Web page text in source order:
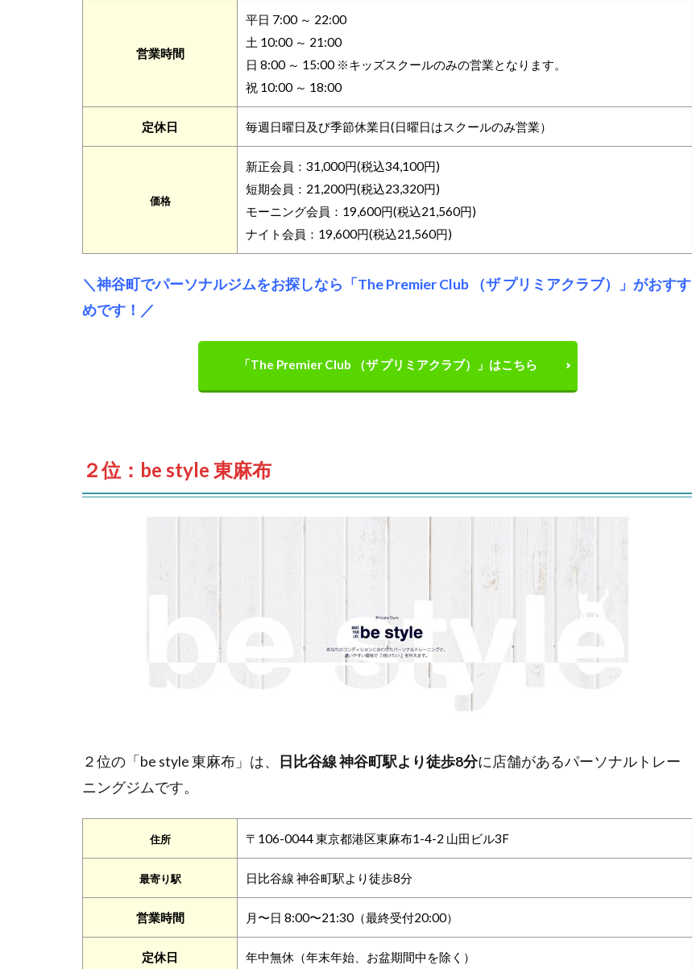
営業時間
平日 7:00 ～ 22:00
土 10:00 ～ 21:00
日 8:00 ～ 15:00 ※キッズスクールのみの営業となります。
祝 10:00 ～ 18:00
定休日 毎週日曜日及び季節休業日(日曜日はスクールのみ営業）
価格
新正会員：31,000円(税込34,100円)
短期会員：21,200円(税込23,320円)
モーニング会員：19,600円(税込21,560円)
ナイト会員：19,600円(税込21,560円)
＼神谷町でパーソナルジムをお探しなら「The Premier Club （ザ プリミアクラブ）」がおすす
めです！／
「The Premier Club （ザ プリミアクラブ）」はこちら
２位：be style 東麻布
２位の「be style 東麻布」は、 日比谷線 神谷町駅より徒歩8分に店舗があるパーソナルトレー
ニングジムです。
住所 〒106-0044 東京都港区東麻布1-4-2 山田ビル3F
最寄り駅 日比谷線 神谷町駅より徒歩8分
営業時間 月〜日 8:00〜21:30（最終受付20:00）
定休日 年中無休（年末年始、お盆期間中を除く）